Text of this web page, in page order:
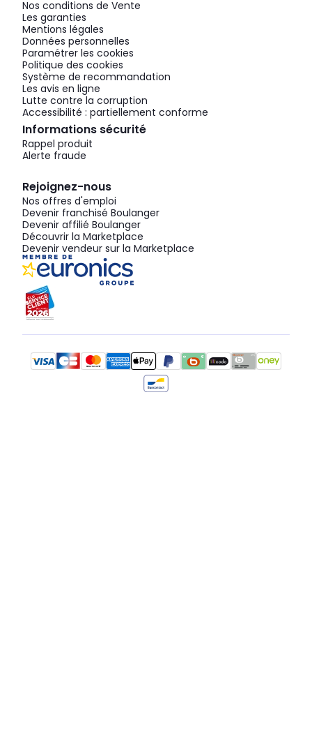
Nos conditions de Vente
Les garanties
Mentions légales
Données personnelles
Paramétrer les cookies
Politique des cookies
Système de recommandation
Les avis en ligne
Lutte contre la corruption
Accessibilité : partiellement conforme
Informations sécurité
Rappel produit
Alerte fraude
Rejoignez-nous
Nos offres d'emploi
Devenir franchisé Boulanger
Devenir affilié Boulanger
Découvrir la Marketplace
Devenir vendeur sur la Marketplace